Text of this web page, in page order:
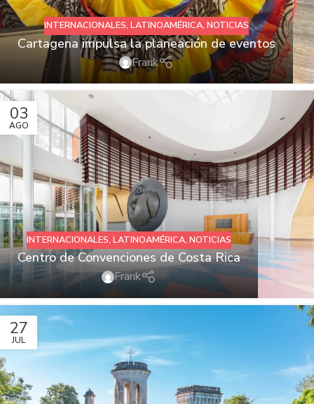
INTERNACIONALES, LATINOAMÉRICA, NOTICIAS
Cartagena impulsa la planeación de eventos
Frank
03
AGO
INTERNACIONALES, LATINOAMÉRICA, NOTICIAS
Centro de Convenciones de Costa Rica
Frank
27
JUL